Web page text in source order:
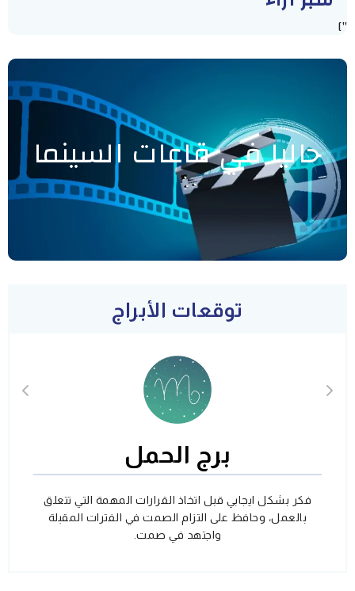
"]
حاليا في قاعات السينما
توقعات الأبراج
برج الحمل
فكر بشكل ايجابي قبل اتخاذ القرارات المهمة التي تتعلق
بالعمل، وحافظ على التزام الصمت في الفترات المقبلة
واجتهد في صمت.